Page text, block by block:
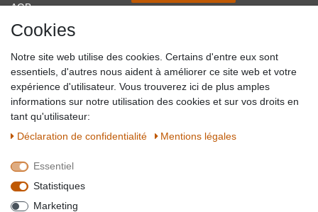
AGB
Impressum
Blog
SICHER EINKAUFEN
QUALITÄT
WIR AKZEPTIEREN
Cookies
Notre site web utilise des cookies. Certains d'entre eux sont
essentiels, d'autres nous aident à améliorer ce site web et votre
expérience d'utilisateur. Vous trouverez ici de plus amples
informations sur notre utilisation des cookies et sur vos droits en
tant qu'utilisateur:
Déclaration de confidentialité
Mentions légales
Essentiel
Statistiques
Marketing